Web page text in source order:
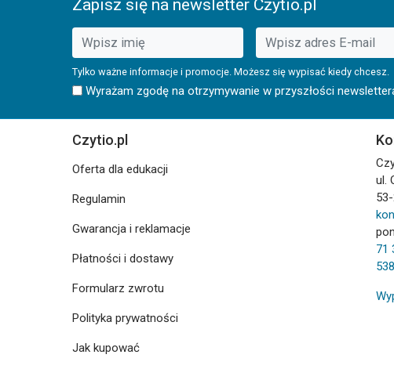
Zapisz się na newsletter Czytio.pl
Tylko ważne informacje i promocje. Możesz się wypisać kiedy chcesz.
Wyrażam zgodę na otrzymywanie w przyszłości
Czytio.pl
Oferta dla edukacji
Regulamin
Gwarancja i reklamacje
Płatności i dostawy
Formularz zwrotu
Polityka prywatności
Jak kupować
ul.
71